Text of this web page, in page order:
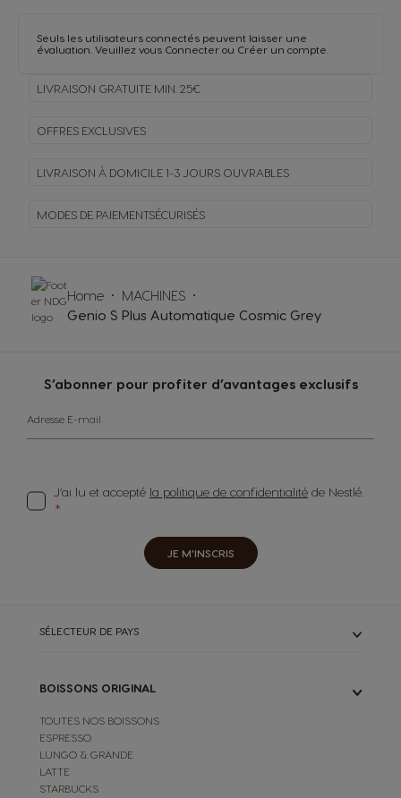
Seuls les utilisateurs connectés peuvent laisser une
évaluation. Veuillez vous Connecter ou Créer un compte
LIVRAISON GRATUITE MIN. 25€
OFFRES EXCLUSIVES
LIVRAISON À DOMICILE 1-3 JOURS OUVRABLES
MODES DE PAIEMENTSÉCURISÉS
S’abonner pour profiter d’avantages exclusifs
Adresse E-mail
J’ai lu et accepté la politique de confidentialité de Nestlé.
JE M'INSCRIS
Home
MACHINES
Genio S Plus Automatique Cosmic Grey
SÉLECTEUR DE PAYS
BOISSONS ORIGINAL
TOUTES NOS BOISSONS
ESPRESSO
LUNGO & GRANDE
LATTE
STARBUCKS